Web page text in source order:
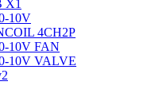
X1
10V
4CH2P
10V FAN
10V VALVE